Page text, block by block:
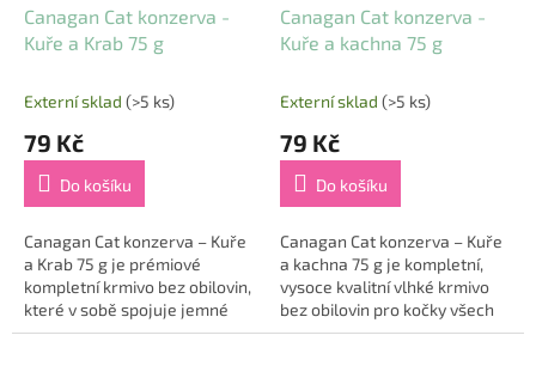
Canagan Cat konzerva -
Kuře a Krab 75 g
Externí sklad (>5 ks)
79 Kč
Do košíku
Canagan Cat konzerva – Kuře
a Krab 75 g je prémiové
kompletní krmivo bez obilovin,
které v sobě spojuje jemné
kuřecí maso (58 %) a lahodný
Canagan Cat konzerva -
Kuře a kachna 75 g
Externí sklad (>5 ks)
79 Kč
Do košíku
Canagan Cat konzerva – Kuře
a kachna 75 g je kompletní,
vysoce kvalitní vlhké krmivo
bez obilovin pro kočky všech
plemen a věkových kategorií